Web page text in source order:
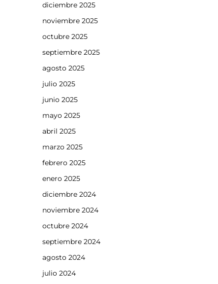
diciembre 2025
noviembre 2025
octubre 2025
septiembre 2025
agosto 2025
julio 2025
junio 2025
mayo 2025
abril 2025
marzo 2025
febrero 2025
enero 2025
diciembre 2024
noviembre 2024
octubre 2024
septiembre 2024
agosto 2024
julio 2024